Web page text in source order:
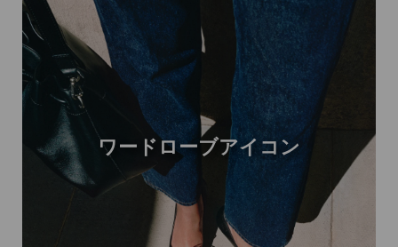
ワードローブアイコン